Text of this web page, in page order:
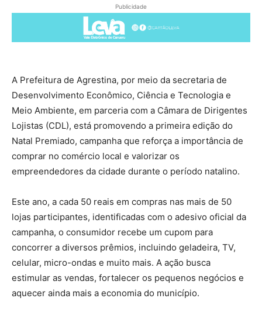
Publicidade
A Prefeitura de Agrestina, por meio da secretaria de
Desenvolvimento Econômico, Ciência e Tecnologia e
Meio Ambiente, em parceria com a Câmara de Dirigentes
Lojistas (CDL), está promovendo a primeira edição do
Natal Premiado, campanha que reforça a importância de
comprar no comércio local e valorizar os
empreendedores da cidade durante o período natalino.
Este ano, a cada 50 reais em compras nas mais de 50
lojas participantes, identificadas com o adesivo oficial da
campanha, o consumidor recebe um cupom para
concorrer a diversos prêmios, incluindo geladeira, TV,
celular, micro-ondas e muito mais. A ação busca
estimular as vendas, fortalecer os pequenos negócios e
aquecer ainda mais a economia do município.